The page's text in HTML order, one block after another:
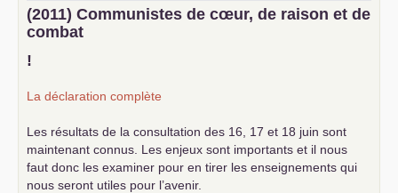
(2011) Communistes de cœur, de raison et de
combat
!
La déclaration complète
Les résultats de la consultation des 16, 17 et 18 juin sont
maintenant connus. Les enjeux sont importants et il nous
faut donc les examiner pour en tirer les enseignements qui
nous seront utiles pour l’avenir.